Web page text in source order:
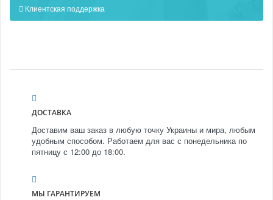
Клиентская поддержка
ДОСТАВКА
Доставим ваш заказ в любую точку Украины и мира, любым
удобным способом. Работаем для вас с понедельника по
пятницу с 12:00 до 18:00.
МЫ ГАРАНТИРУЕМ